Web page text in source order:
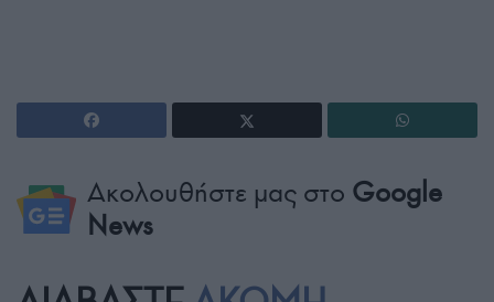
Ακολουθήστε μας στο Google
News